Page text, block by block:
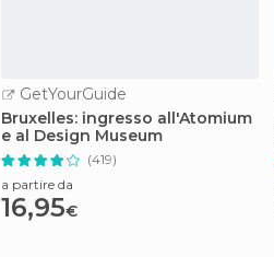
GetYourGuide
Bruxelles: ingresso all'Atomium
e al Design Museum
(419)
a partire da
16,95€